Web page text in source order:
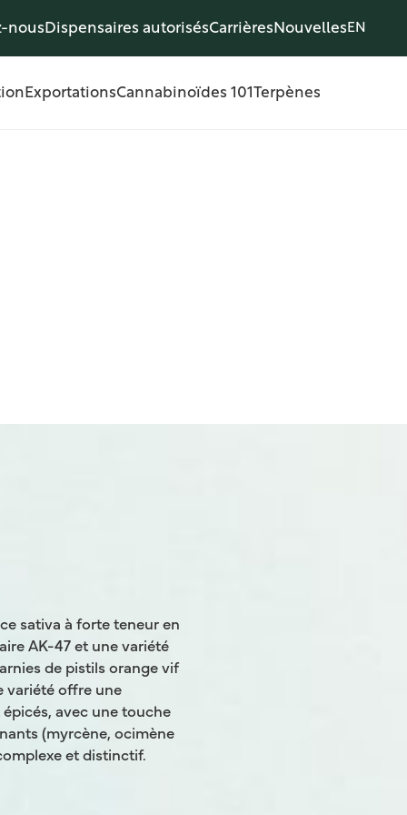
nous Dispensaires autorisésCarrières Nouvelles EN
ExportationsCannabinoïdes 101Terpènes
sativa à forte teneur en
AK-47 et une variété
de pistils orange vif
variété offre une
avec une touche
(myrcène, ocimène
et distinctif.